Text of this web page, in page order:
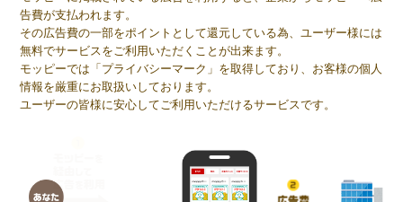
告費が支払われます。
その広告費の一部をポイントとして還元している為、ユーザー様には
無料でサービスをご利用いただくことが出来ます。
モッピーでは「プライバシーマーク」を取得しており、お客様の個人
情報を厳重にお取扱いしております。
ユーザーの皆様に安心してご利用いただけるサービスです。